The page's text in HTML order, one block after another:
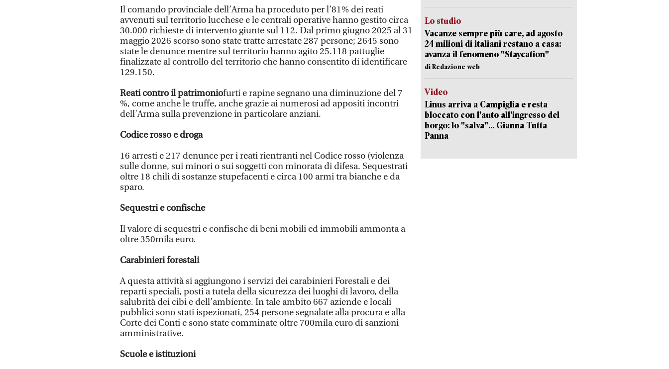
Il comando provinciale dell’Arma ha proceduto per l’81% dei reati
avvenuti sul territorio lucchese e le centrali operative hanno gestito circa
30.000 richieste di intervento giunte sul 112. Dal primo giugno 2025 al 31
maggio 2026 scorso sono state tratte arrestate 287 persone; 2645 sono
state le denunce mentre sul territorio hanno agito 25.118 pattuglie
finalizzate al controllo del territorio che hanno consentito di identificare
129.150.
Reati contro il patrimoniofurti e rapine segnano una diminuzione del 7
%, come anche le truffe, anche grazie ai numerosi ad appositi incontri
dell’Arma sulla prevenzione in particolare anziani.
Codice rosso e droga
16 arresti e 217 denunce per i reati rientranti nel Codice rosso (violenza
sulle donne, sui minori o sui soggetti con minorata di difesa. Sequestrati
oltre 18 chili di sostanze stupefacenti e circa 100 armi tra bianche e da
sparo.
Sequestri e confische
Il valore di sequestri e confische di beni mobili ed immobili ammonta a
oltre 350mila euro.
Carabinieri forestali
A questa attività si aggiungono i servizi dei carabinieri Forestali e dei
reparti speciali, posti a tutela della sicurezza dei luoghi di lavoro, della
salubrità dei cibi e dell’ambiente. In tale ambito 667 aziende e locali
pubblici sono stati ispezionati, 254 persone segnalate alla procura e alla
Corte dei Conti e sono state comminate oltre 700mila euro di sanzioni
amministrative.
Scuole e istituzioni
Lo studio
Vacanze sempre più care, ad agosto
24 milioni di italiani restano a casa:
avanza il fenomeno "Staycation"
di Redazione web
Video
Linus arriva a Campiglia e resta
bloccato con l'auto all’ingresso del
borgo: lo "salva"... Gianna Tutta
Panna